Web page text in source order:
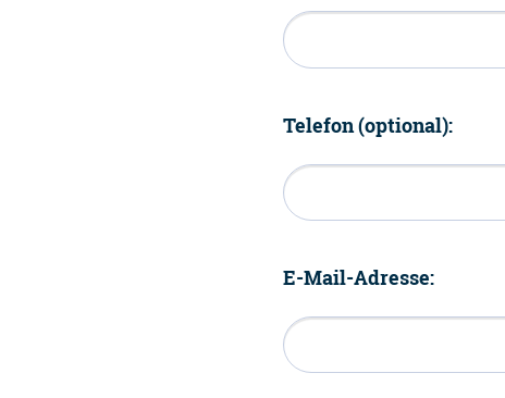
Telefon (optional):
E-Mail-Adresse: